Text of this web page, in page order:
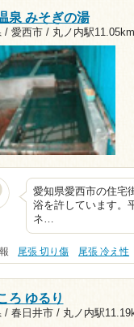
泉 みそぎの湯
/ 愛西市 / 丸ノ内駅11.05km
愛知県愛西市の住宅
浴を許しています。
ネ…
尾張 切り傷 尾張 冷え性
ろ ゆるり
/ 春日井市 / 丸ノ内駅